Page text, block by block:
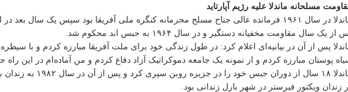
مسلحانه ماندلا علیه رژیم آپارتاید
ماندلا در سال ۱۹۶۱ فرمانده عالی جناح مسلح محرمانه کنگره ملی آفریقا بود سپس یک سال
از یک سال مقاومت مخفیانه دستگیر و در سال ۱۹۶۴ به حبس ابد محکوم شد.
پس از آن در بیانیه‌ای اعلام کرد: در طول زندگی خود برای ملت آفریقا مبارزه کردم و با
پوستان مبارزه کردم و از نمونه یک جامعه دموکراتیک آزاد دفاع کردم و من آماده‌ام در این راه
ماندلا ۱۸ سال از دوران
زندان ویکتور فیرستر در شهر بارل زندانی بود.